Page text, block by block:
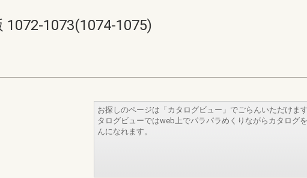
1073(1074-1075)
お探しのページは「カタログビュー」でごらんいただけま
タログビューではweb上でパラパラめくりながらカタログ
んになれます。